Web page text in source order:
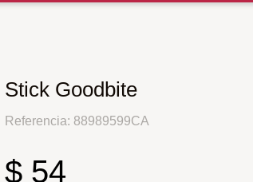
Stick Goodbite
Referencia: 88989599CA
$ 54